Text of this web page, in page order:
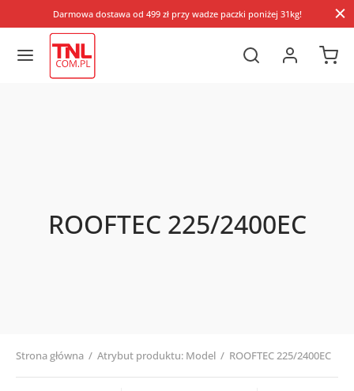
Darmowa dostawa od 499 zł przy wadze paczki poniżej 31kg!
ROOFTEC 225/2400EC
Strona główna / Atrybut produktu: Model / ROOFTEC 225/2400EC